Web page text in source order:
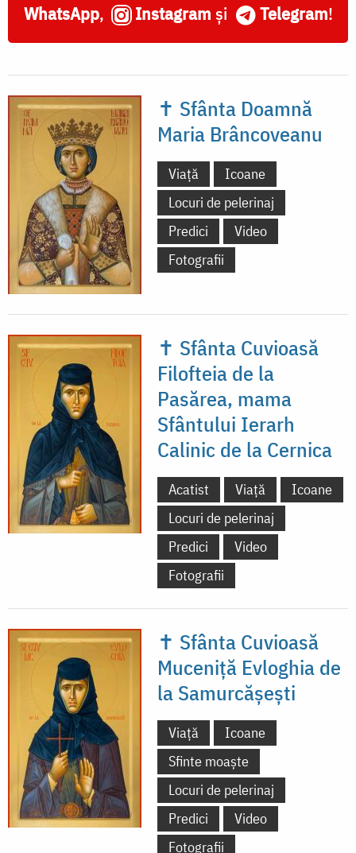
WhatsApp, Instagram și Telegram!
✝ Sfânta Doamnă
Maria Brâncoveanu
Viață
Icoane
Locuri de pelerinaj
Predici
Video
Fotografii
✝ Sfânta Cuvioasă
Filofteia de la
Pasărea, mama
Sfântului Ierarh
Calinic de la Cernica
Acatist Viață
Icoane
Locuri de pelerinaj
Predici
Video
Fotografii
✝ Sfânta Cuvioasă
Muceniță Evloghia de
la Samurcășești
Viață
Icoane
Sfinte moaște
Locuri de pelerinaj
Predici
Video
Fotografii